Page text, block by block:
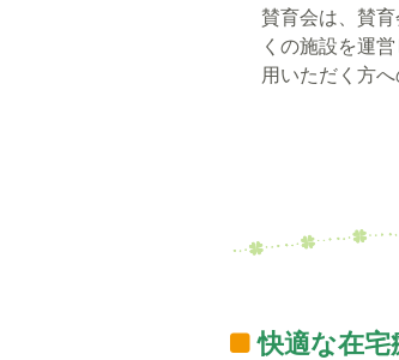
賛育会は、賛
くの施設を運
用いただく方
快適な在宅